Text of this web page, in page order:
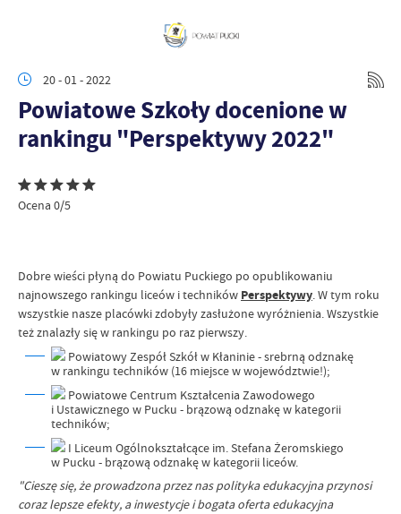
20 - 01 - 2022
Powiatowe Szkoły docenione w
rankingu "Perspektywy 2022"
Ocena 0/5
Dobre wieści płyną do Powiatu Puckiego po opublikowaniu
najnowszego rankingu liceów i techników Perspektywy. W tym roku
wszystkie nasze placówki zdobyły zasłużone wyróżnienia. Wszystkie
też znalazły się w rankingu po raz pierwszy.
Powiatowy Zespół Szkół w Kłaninie - srebrną odznakę
w rankingu techników (16 miejsce w województwie!);
Powiatowe Centrum Kształcenia Zawodowego
i Ustawicznego w Pucku - brązową odznakę w kategorii
techników;
I Liceum Ogólnokształcące im. Stefana Żeromskiego
w Pucku - brązową odznakę w kategorii liceów.
"Cieszę się, że prowadzona przez nas polityka edukacyjna przynosi
coraz lepsze efekty, a inwestycje i bogata oferta edukacyjna